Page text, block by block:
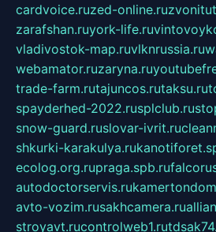
cardvoice.ruzed-online.ru
zarafshan.ruyork-life.ru
vladivostok-map.ruvlknrussia.ru
webamator.ruzaryna.ru
trade-farm.rutajuncos.rutaksu.ru
spayderhed-2022.rusplclub.ru
snow-guard.ruslovar-ivrit.ru
shkurki-karakulya.ru
ecolog.org.rupraga.spb.ru
autodoctorservis.ru
avto-vozim.rusakhcamera.ru
stroyavt.rucontrolweb1.ru